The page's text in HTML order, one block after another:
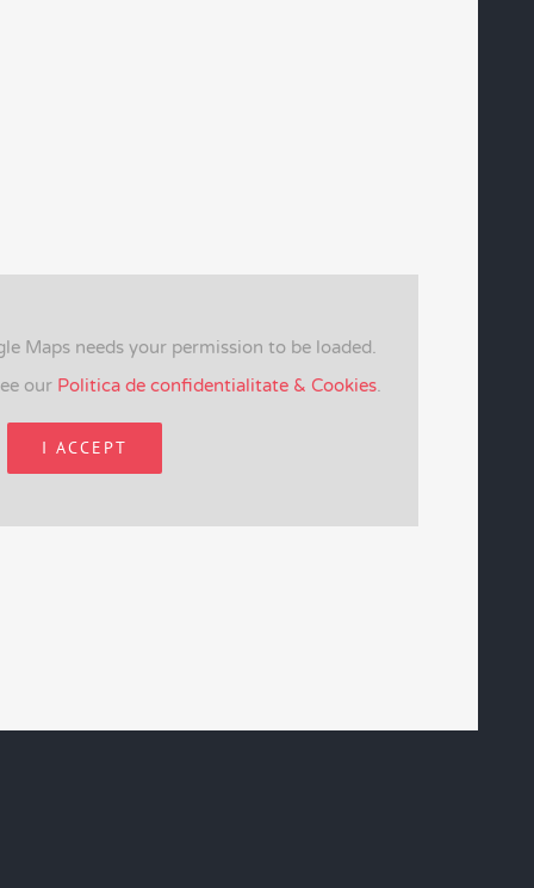
Maps needs your permission to be loaded.
our Politica de confidentialitate & Cookies.
I ACCEPT